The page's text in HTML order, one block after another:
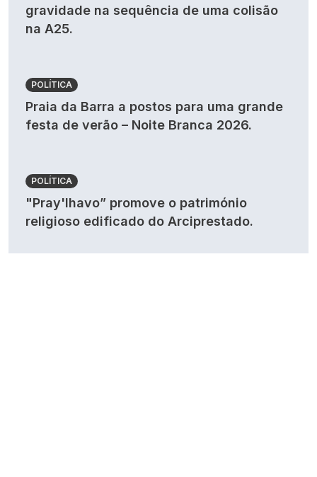
gravidade na sequência de uma colisão
na A25.
POLÍTICA
Praia da Barra a postos para uma grande
festa de verão – Noite Branca 2026.
POLÍTICA
"Pray'lhavo” promove o património
religioso edificado do Arciprestado.